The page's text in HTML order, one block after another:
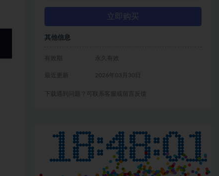
立即购买
其他信息
有效期 永久有效
最近更新 2026年03月30日
下载遇到问题？可联系客服或留言反馈